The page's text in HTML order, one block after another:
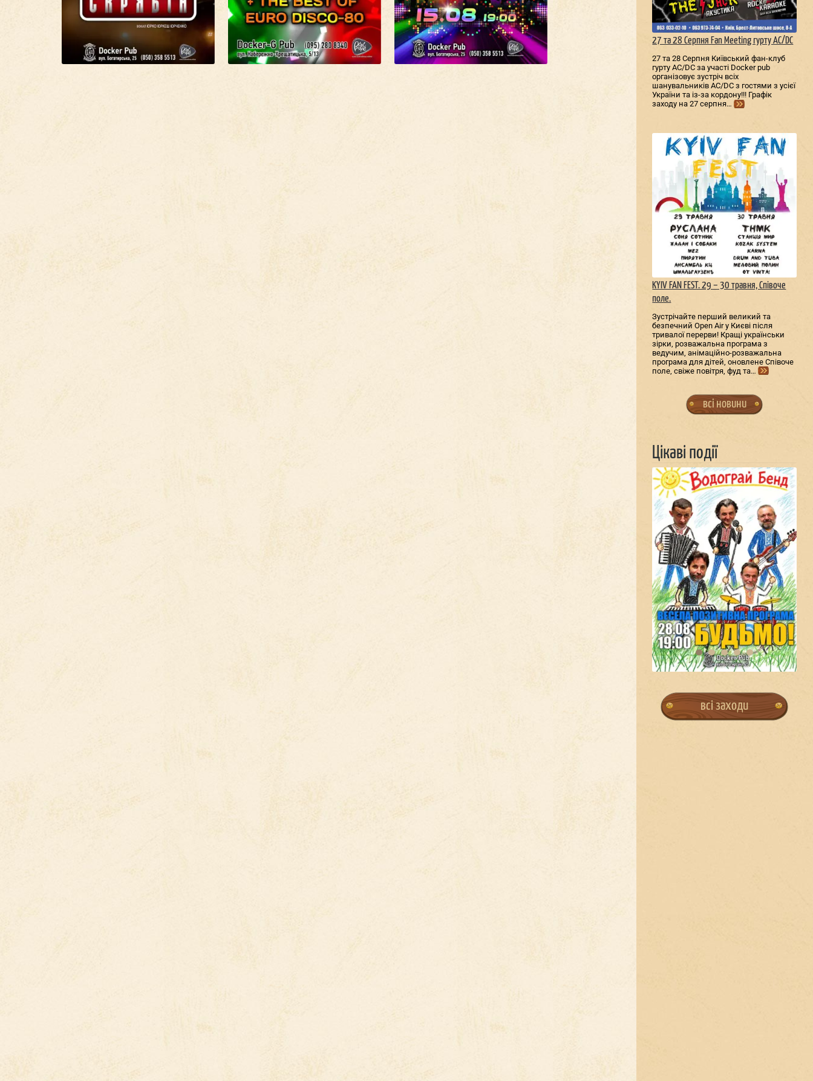
27 та 28 Серпня Fan Meeting гурту AC/DС
27 та 28 Серпня Київський фан-клуб
гурту AC/DС за участі Docker pub
організовує зустріч всіх
шанувальників AC/DС з гостями з усієї
України та із-за кордону!!! Графік
заходу на 27 серпня…
KYIV FAN FEST. 29 – 30 травня, Співоче
поле.
Зустрічайте перший великий та
безпечний Open Air у Києві після
тривалої перерви! Кращі українськи
зірки, розважальна програма з
ведучим, анімаційно-розважальна
програма для дітей, оновлене Співоче
поле, свіже повітря, фуд та…
всі новини
Цікаві події
всі заходи